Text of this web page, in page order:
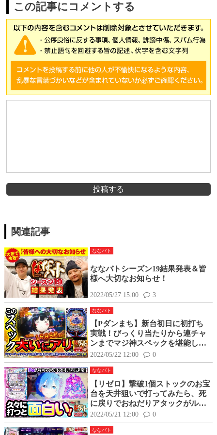
この記事にコメントする
投稿する
関連記事
ななバト
ななバトシーズン19結果発表＆皆
様へ大切なお知らせ！
2022/05/27 15:00 3
ななバト
【Pダンまち】新台初日に初打ち
実戦！びっくり当たりから連チャ
ンまでマジ神スペックを堪能して
きました
2022/05/22 12:00 0
ななバト
【リゼロ】撃破1個ストックのお宝
台を天井狙いで打ってみたら、死
に戻りでおねだりアタックがルー
プ！？
2022/05/21 12:00 0
ななバト